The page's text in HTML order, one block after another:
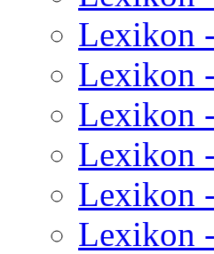
Lexikon
Lexikon
Lexikon
Lexikon
Lexikon
Lexikon